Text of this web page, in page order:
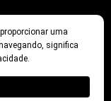
uma
significa